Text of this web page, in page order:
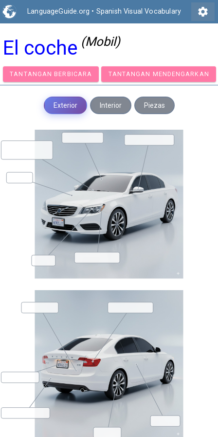
LanguageGuide.org • Spanish Visual Vocabulary settings
El coche (Mobil)
TANTANGAN BERBICARA TANTANGAN
Exterior Interior Piezas